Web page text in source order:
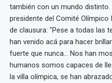
también con un mundo
presidente del Comité
de clausura: "Pese a todas las
han venido acá para hacer
fuerte que nunca... Nos han
humanos somos capaces de
la villa olímpica, se han